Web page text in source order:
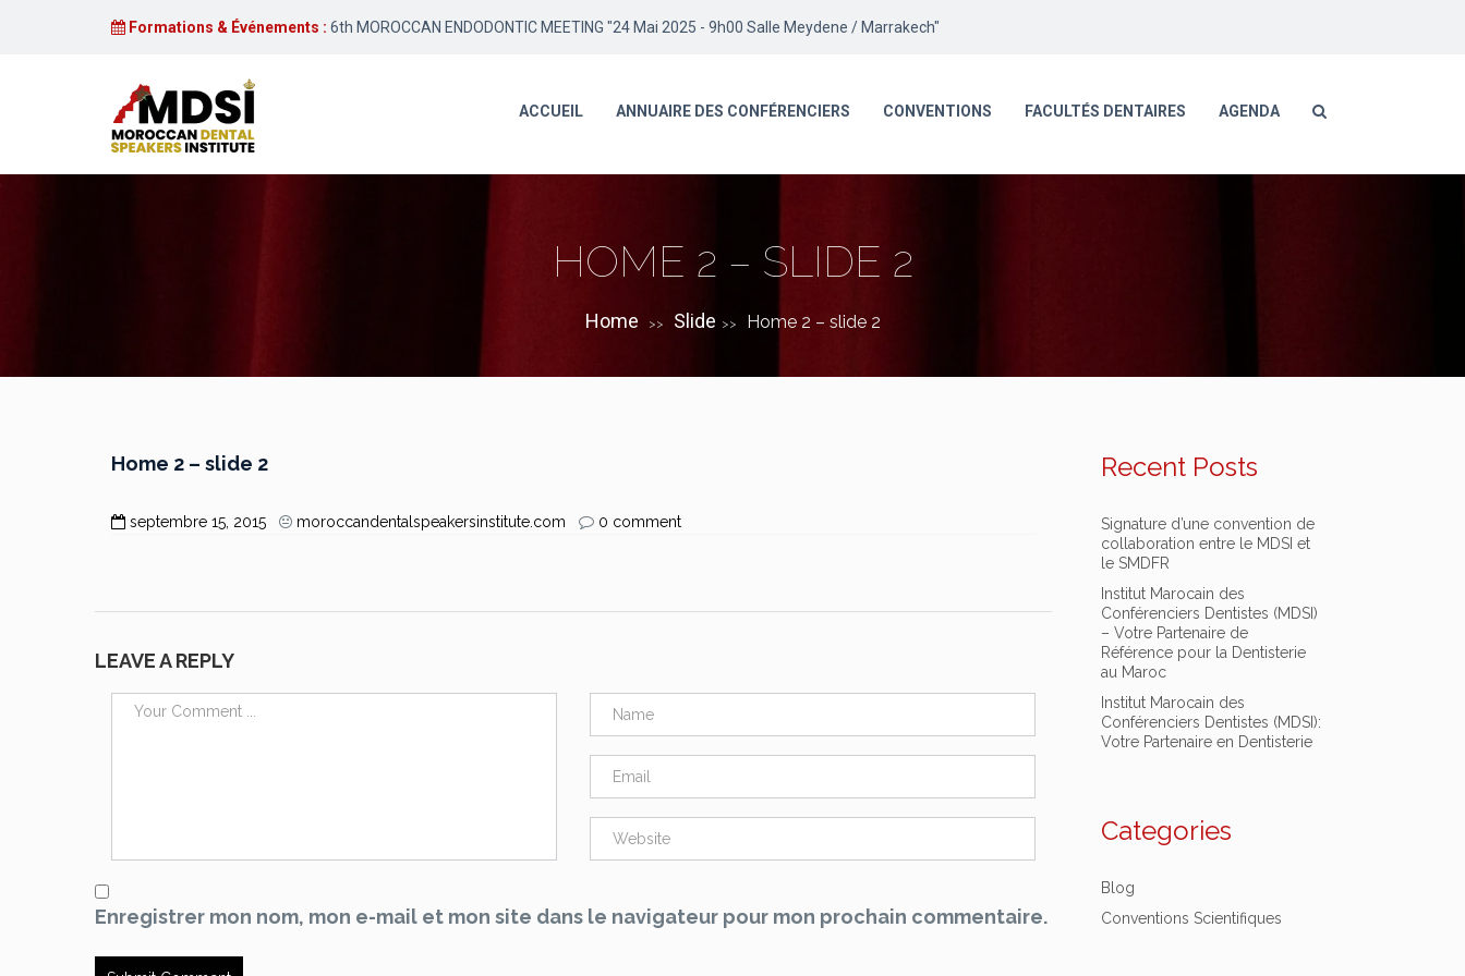
Formations & Événements : 6th MOROCCAN ENDODONTIC MEETING "24 Mai 2025 - 9h00 Salle Meydene / Marrakech"
ACCUEIL ANNUAIRE DES CONFÉRENCIERS CONVENTIONS FACULTÉS DENTAIRES AGENDA
HOME 2 – SLIDE 2
Home >> Slide >> Home 2 – slide 2
Home 2 – slide 2
septembre 15, 2015 moroccandentalspeakersinstitute.com 0 comment
LEAVE A REPLY
Enregistrer mon nom, mon e-mail et mon site dans le navigateur pour mon prochain commentaire.
Recent Posts
Signature d’une convention de
collaboration entre le MDSI et
le SMDFR
Institut Marocain des
Conférenciers Dentistes (MDSI)
– Votre Partenaire de
Référence pour la Dentisterie
au Maroc
Institut Marocain des
Conférenciers Dentistes (MDSI):
Votre Partenaire en Dentisterie
Categories
Blog
Conventions Scientifiques